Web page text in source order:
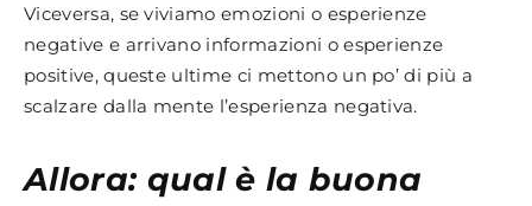
Viceversa, se viviamo emozioni o esperienze
negative e arrivano informazioni o esperienze
positive, queste ultime ci mettono un po’ di più a
scalzare dalla mente l’esperienza negativa.
Allora: qual è la buona